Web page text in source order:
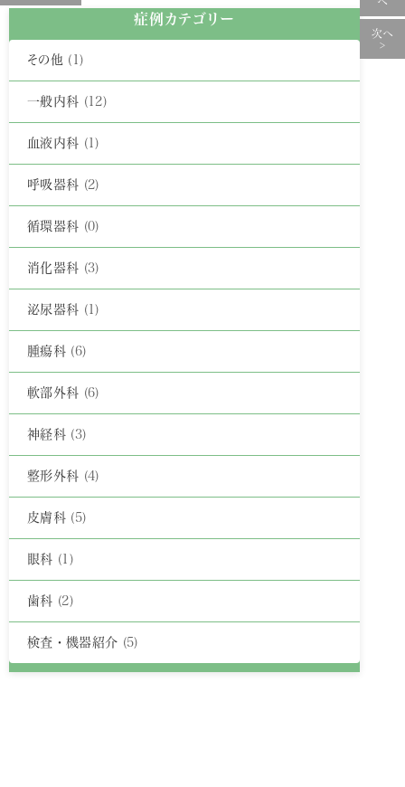
次へ
>
症例カテゴリー
その他 (1)
一般内科 (12)
血液内科 (1)
呼吸器科 (2)
循環器科 (0)
消化器科 (3)
泌尿器科 (1)
腫瘍科 (6)
軟部外科 (6)
神経科 (3)
整形外科 (4)
皮膚科 (5)
眼科 (1)
歯科 (2)
検査・機器紹介 (5)